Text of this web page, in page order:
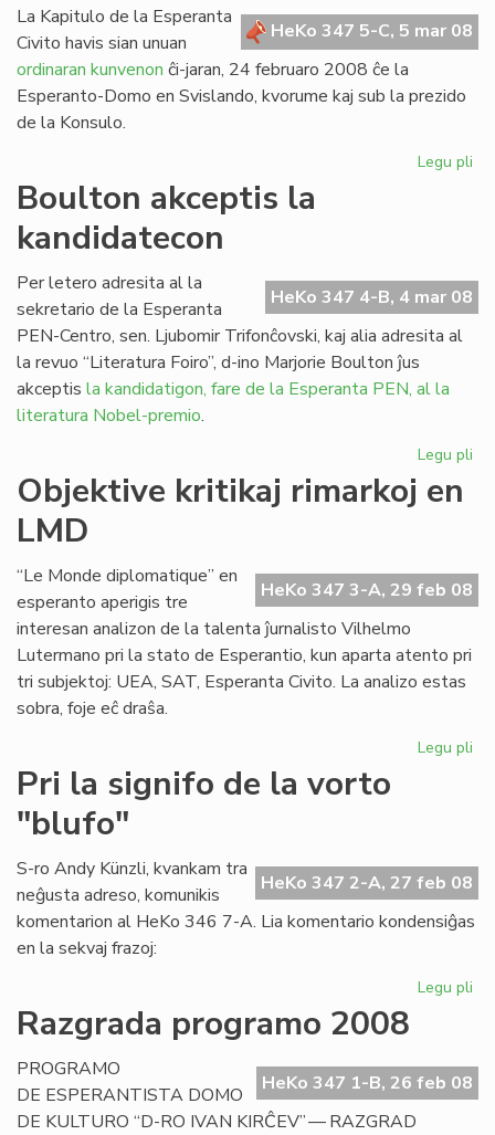
HeKo 347 5-C, 5 mar 08
La Kapitulo de la Esperanta
Civito havis sian unuan
ordinaran kunvenon ĉi-jaran, 24 februaro 2008 ĉe la
Esperanto-Domo en Svislando, kvorume kaj sub la prezido
de la Konsulo.
Legu pli
Boulton akceptis la
kandidatecon
HeKo 347 4-B, 4 mar 08
Per letero adresita al la
sekretario de la Esperanta
PEN-Centro, sen. Ljubomir Trifonĉovski, kaj alia adresita al
la revuo “Literatura Foiro”, d-ino Marjorie Boulton ĵus
akceptis la kandidatigon, fare de la Esperanta PEN, al la
literatura Nobel-premio.
Legu pli
Objektive kritikaj rimarkoj en
LMD
HeKo 347 3-A, 29 feb 08
“Le Monde diplomatique” en
esperanto aperigis tre
interesan analizon de la talenta ĵurnalisto Vilhelmo
Lutermano pri la stato de Esperantio, kun aparta atento pri
tri subjektoj: UEA, SAT, Esperanta Civito. La analizo estas
sobra, foje eĉ draŝa.
Legu pli
Pri la signifo de la vorto
"blufo"
HeKo 347 2-A, 27 feb 08
S-ro Andy Künzli, kvankam tra
neĝusta adreso, komunikis
komentarion al HeKo 346 7-A. Lia komentario kondensiĝas
en la sekvaj frazoj:
Legu pli
la
Razgrada programo 2008
HeKo 347 1-B, 26 feb 08
PROGRAMO
DE ESPERANTISTA DOMO
DE KULTURO “D-RO IVAN KIRĈEV” — RAZGRAD